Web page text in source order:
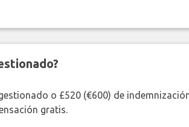
o £520 (€600) de
gratis.